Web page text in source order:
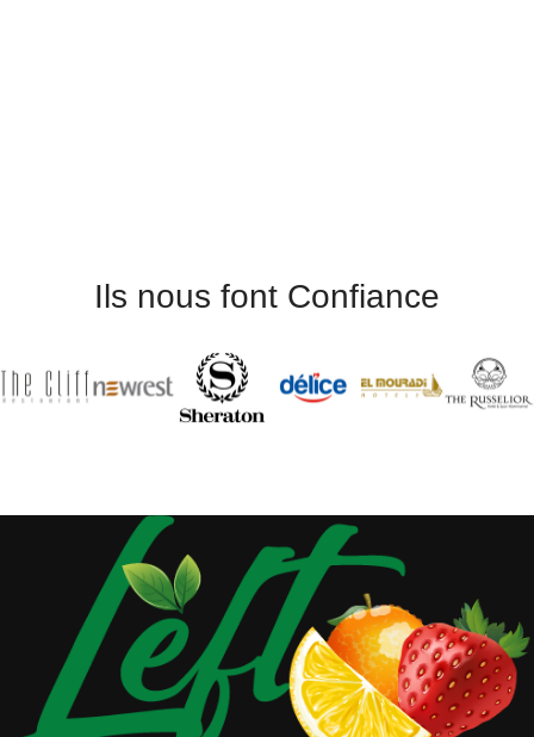
Ils nous font Confiance